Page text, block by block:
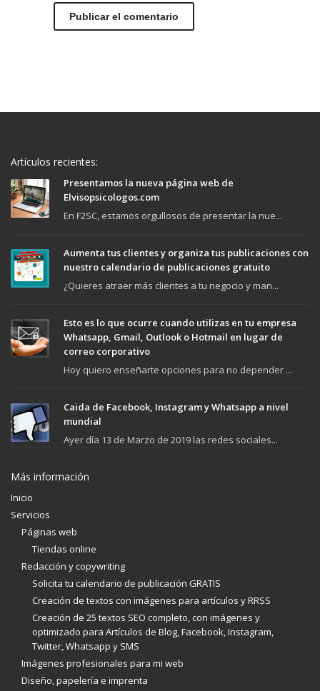
Artículos recientes:
Presentamos la nueva página web de
Elvisopsicologos.com
En F2SC, estamos orgullosos de presentar la nue...
Aumenta tus clientes y organiza tus publicaciones con
nuestro calendario de publicaciones gratuito
¿Quieres atraer más clientes a tu negocio y man...
Esto es lo que ocurre cuando utilizas en tu empresa
Whatsapp, Gmail, Outlook o Hotmail en lugar de
correo corporativo
Hoy quiero enseñarte opciones para no depender ...
Caida de Facebook, Instagram y Whatsapp a nivel
mundial
Ayer día 13 de Marzo de 2019 las redes sociales...
Más información
Inicio
Servicios
Páginas web
Tiendas online
Redacción y copywriting
Solicita tu calendario de publicación GRATIS
Creación de textos con imágenes para artículos y RRSS
Creación de 25 textos SEO completo, con imágenes y
optimizado para Artículos de Blog, Facebook, Instagram,
Twitter, Whatsapp y SMS
Imágenes profesionales para mi web
Diseño, papelería e imprenta